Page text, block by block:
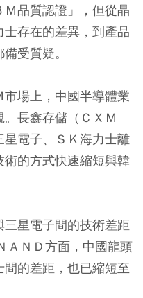
品質認證」，但從晶
存在的差異，到產品
受質疑。
場上，中國半導體業
長鑫存儲（ＣＸＭ
星電子、ＳＫ海力士離
的方式快速縮短與韓
星電子間的技術差距
ＡＮＤ方面，中國龍頭
的差距，也已縮短至